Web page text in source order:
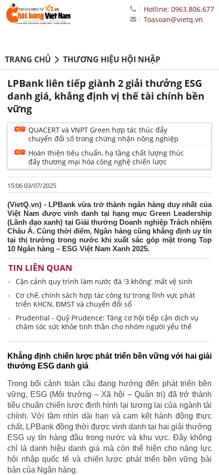
Hotline: 0963.806.677
Toasoan@vietq.vn
TRANG CHỦ THƯƠNG HIỆU HỘI NHẬP
LPBank liên tiếp giành 2 giải thưởng ESG
danh giá, khẳng định vị thế tài chính bền
vững
QUACERT và VNPT Green hợp tác thúc đẩy
chuyển đổi số trong chứng nhận nông nghiệp
Hoàn thiện tiêu chuẩn, hạ tầng chất lượng thúc
đẩy thương mại hóa công nghệ chiến lược
15:06 03/07/2025
(VietQ.vn) - LPBank vừa trở thành ngân hàng duy nhất của
Việt Nam được vinh danh tại hạng mục Green Leadership
(Lãnh đạo xanh) tại Giải thưởng Doanh nghiệp Trách nhiệm
Châu Á. Cùng thời điểm, Ngân hàng cũng khẳng định uy tín
tại thị trường trong nước khi xuất sắc góp mặt trong Top
10 Ngân hàng – ESG Việt Nam Xanh 2025.
TIN LIÊN QUAN
Cận cảnh quy trình làm nước đá '3 không' mất vệ sinh
Cơ chế, chính sách hợp tác công tư trong lĩnh vực phát
triển KHCN, ĐMST và chuyển đổi số
Prudential - Quỹ Prudence: Tăng cơ hội tiếp cận dịch vụ
chăm sóc sức khỏe tinh thần cho nhóm người yếu thế
Khẳng định chiến lược phát triển bền vững với hai giải
thưởng ESG danh giá
Trong bối cảnh toàn cầu đang hướng đến phát triển bền
vững, ESG (Môi trường – Xã hội – Quản trị) đã trở thành
tiêu chuẩn chiến lược định hình lại tương lai của ngành tài
chính. Với tầm nhìn dài hạn và cam kết hành động thực
chất, LPBank đồng thời được vinh danh tại hai giải thưởng
ESG uy tín hàng đầu trong nước và khu vực. Đây không
chỉ là danh hiệu danh giá mà còn thể hiện cho năng lực
hội nhập quốc tế và chiến lược phát triển bền vững bài
bản của Ngân hàng.